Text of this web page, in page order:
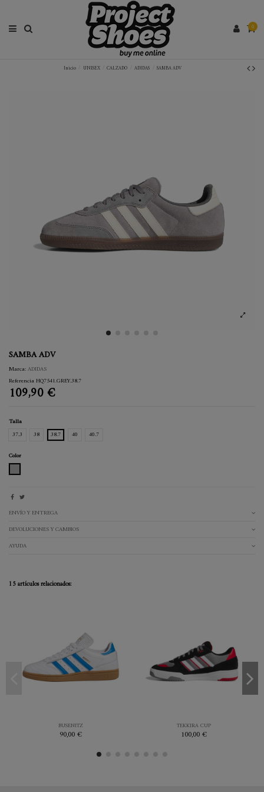
0
Inicio UNISEX CALZADO ADIDAS SAMBA ADV
SAMBA ADV
Marca:ADIDAS
ReferenciaHQ7541.GREY.38.7
109,90 €
Talla
37.3
38 38.7 40 40.7
Color
ENVÍO Y ENTREGA
DEVOLUCIONES Y CAMBIOS
AYUDA
15 artículos relacionados:
BUSENITZ
90,00 €
Añadir al carrito
TEKKIRA CUP
100,00 €
Añadir al carrito